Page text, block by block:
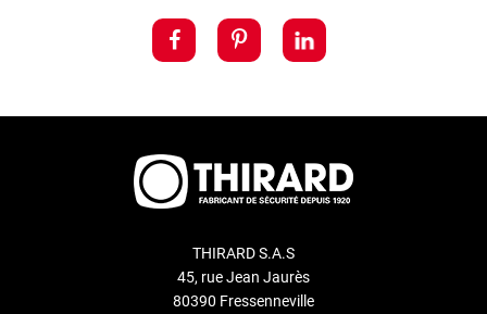
THIRARD S.A.S
45, rue Jean Jaurès
80390 Fressenneville